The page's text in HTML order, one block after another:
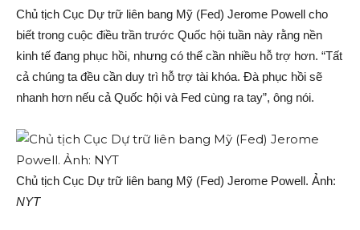
Chủ tịch Cục Dự trữ liên bang Mỹ (Fed) Jerome Powell cho
biết trong cuộc điều trần trước Quốc hội tuần này rằng nền
kinh tế đang phục hồi, nhưng có thể cần nhiều hỗ trợ hơn. “Tất
cả chúng ta đều cần duy trì hỗ trợ tài khóa. Đà phục hồi sẽ
nhanh hơn nếu cả Quốc hội và Fed cùng ra tay”, ông nói.
Chủ tịch Cục Dự trữ liên bang Mỹ (Fed) Jerome Powell. Ảnh:
NYT